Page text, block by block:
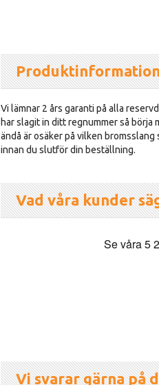
Vi lämnar 2 års garanti på alla
har slagit in ditt regnummer så börja
ändå är osäker på vilken
innan du slutför din beställning.
Vad våra kunder
Vi svarar gärna på